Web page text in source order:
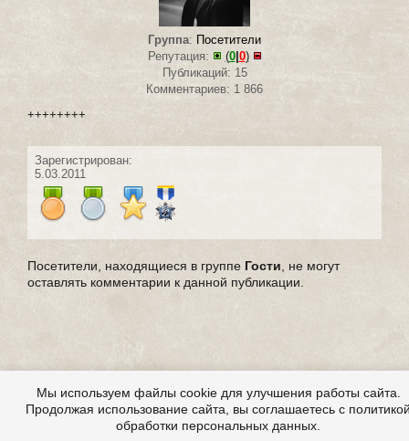
Группа: Посетители
Репутация:
(0| 0)
Публикаций: 15
Комментариев: 1 866
++++++++
Зарегистрирован:
5.03.2011
Посетители, находящиеся в группе Гости , не могут
оставлять комментарии к данной публикации.
Мы используем файлы cookie для улучшения работы сайта.
Продолжая использование сайта, вы соглашаетесь с
обработки персональных данных.